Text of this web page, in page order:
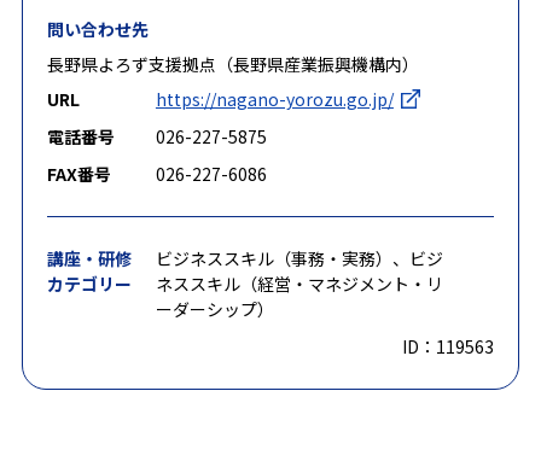
問い合わせ先
長野県よろず支援拠点（長野県産業振興機構内）
URL
https://nagano-yorozu.go.jp/
電話番号
026-227-5875
FAX番号
026-227-6086
講座・研修
カテゴリー
ビジネススキル（事務・実務）、ビジ
ネススキル（経営・マネジメント・リ
ーダーシップ）
ID：119563